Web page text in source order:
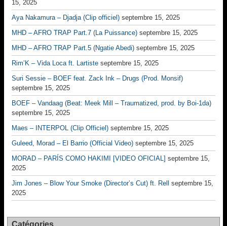
15, 2025
Aya Nakamura – Djadja (Clip officiel) septembre 15, 2025
MHD – AFRO TRAP Part.7 (La Puissance) septembre 15, 2025
MHD – AFRO TRAP Part.5 (Ngatie Abedi) septembre 15, 2025
Rim’K – Vida Loca ft. Lartiste septembre 15, 2025
Suri Sessie – BOEF feat. Zack Ink – Drugs (Prod. Monsif)
septembre 15, 2025
BOEF – Vandaag (Beat: Meek Mill – Traumatized, prod. by Boi-1da)
septembre 15, 2025
Maes – INTERPOL (Clip Officiel) septembre 15, 2025
Guleed, Morad – El Barrio (Official Video) septembre 15, 2025
MORAD – PARÍS COMO HAKIMI [VIDEO OFICIAL] septembre 15,
2025
Jim Jones – Blow Your Smoke (Director’s Cut) ft. Rell
septembre 15,
2025
Catégories